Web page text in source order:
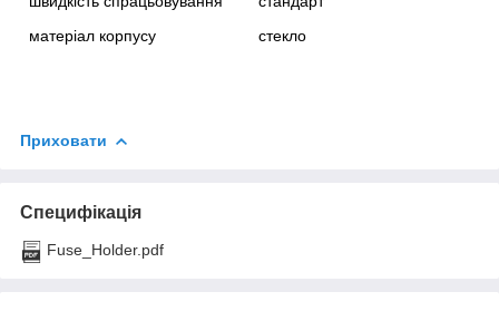
матеріал корпусу
стекло
Приховати
Специфікація
Fuse_Holder.pdf